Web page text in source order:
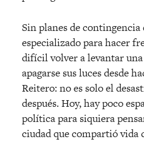
Sin planes de
especializado para hacer
difícil volver a levantar
apagarse sus luces desde
Reitero: no es solo el
después. Hoy, hay poco
política para siquiera
ciudad que compartió vida